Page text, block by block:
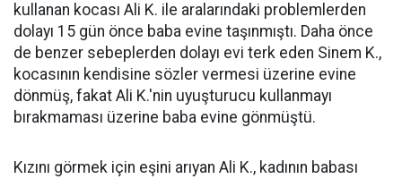
kullanan kocası Ali K. ile aralarındaki problemlerden
dolayı 15 gün önce baba evine taşınmıştı. Daha önce
de benzer sebeplerden dolayı evi terk eden Sinem K.,
kocasının kendisine sözler vermesi üzerine evine
dönmüş, fakat Ali K.'nin uyuşturucu kullanmayı
bırakmaması üzerine baba evine gönmüştü.
Kızını görmek için eşini arıyan Ali K., kadının babası